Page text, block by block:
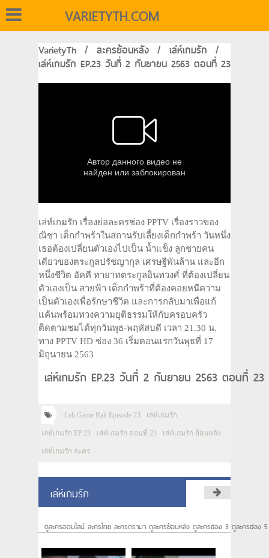
VARIETYTH.COM
VarietyTh / ละครย้อนหลัง / เล่ห์เกมรัก /
เล่ห์เกมรัก EP.23 วันที่ 2 กันยายน 2563 ตอนที่ 23
เล่ห์เกมรัก เรื่องย่อละครช่อง PPTV เรื่องราวของ
ณิชา เด็กกำพร้าในสถานรับเลี้ยงเด็กกำพร้า วันหนึ่ง
เธอต้องเปลี่ยนตัวเองไปเป็น น้ำแข็ง ลูกชายคน
เดียวของตระกูลปรัชญากุล เศรษฐีพันล้าน และอีก
หนึ่งชีวิต อัคคี ทายาทตระกูลอินทวงศ์ ที่ต้องเปลี่ยน
ตัวเองเป็น สายฟ้า เด็กกำพร้าที่ต้องคอยหนีความ
เป็นตัวเองเพื่อรักษาชีวิต และการกลับมาเพื่อแก้
แค้นพร้อมทวงความยุติธรรมให้กับครอบครัว
ติดตามชมได้ทุกวันพุธ-พฤหัสบดี เวลา 21.30 น.
ทาง PPTV HD ช่อง 36 เริ่มตอนแรกวันพุธที่ 17
มิถุนายน 2563
เล่ห์เกมรัก EP.23 วันที่ 2 กันยายน 2563 ตอนที่
Leh Game Rak Episode 23 เล่ห์เกมรัก
เล่ห์เกมรัก EP.23 เล่ห์เกมรัก ตอนที่ 23 เล่ห์เกมรัก ย้อนหลัง
เล่ห์เกมรัก ละคร
เล่ห์เกมรัก
ดูละครออนไลน์ ละครไทย ละครดราม่า ดูละครย้อนหลัง ดูละครช่อง 3 ดูละครช่อง